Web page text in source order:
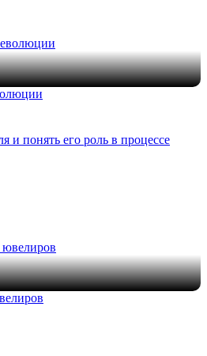
и понять его роль в процессе